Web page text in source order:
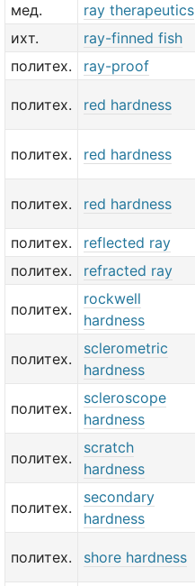
мед.
ray therapeutics
ихт.
ray-finned fish
политех.
ray-proof
политех. red hardness
политех. red hardness
политех. red hardness
политех.
reflected ray
политех.
refracted ray
политех.
rockwell
hardness
политех.
sclerometric
hardness
политех.
scleroscope
hardness
политех.
scratch
hardness
политех.
secondary
hardness
политех. shore hardness